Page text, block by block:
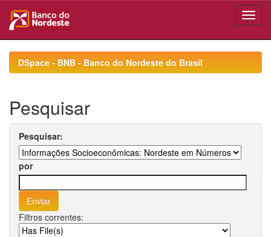
navigationDSpace - BNB - Banco do Nordeste do Brasil
Pesquisar
Pesquisar:
por
Filtros correntes: